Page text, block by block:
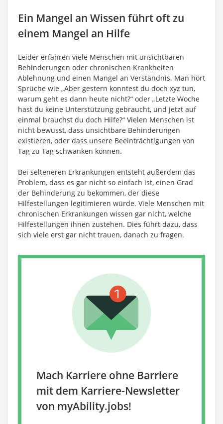
Ein Mangel an Wissen führt oft zu
einem Mangel an Hilfe
Leider erfahren viele Menschen mit unsichtbaren
Behinderungen oder chronischen Krankheiten
Ablehnung und einen Mangel an Verständnis. Man hört
Sprüche wie „Aber gestern konntest du doch xyz tun,
warum geht es dann heute nicht?“ oder „Letzte Woche
hast du keine Unterstützung gebraucht, und jetzt auf
einmal brauchst du doch Hilfe?“ Vielen Menschen ist
nicht bewusst, dass unsichtbare Behinderungen
existieren, oder dass unsere Beeinträchtigungen von
Tag zu Tag schwanken können.
Bei selteneren Erkrankungen entsteht außerdem das
Problem, dass es gar nicht so einfach ist, einen Grad
der Behinderung zu bekommen, der diese
Hilfestellungen legitimieren würde. Viele Menschen mit
chronischen Erkrankungen wissen gar nicht, welche
Hilfestellungen ihnen zustehen. Dies führt dazu, dass
sich viele erst gar nicht trauen, danach zu fragen.
Mach Karriere ohne Barriere
mit dem Karriere-Newsletter
von myAbility.jobs!